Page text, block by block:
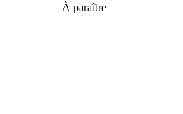
À paraître